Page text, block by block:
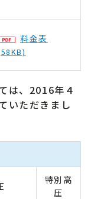
料金表
は、2016年４
いただきまし
特別高
圧